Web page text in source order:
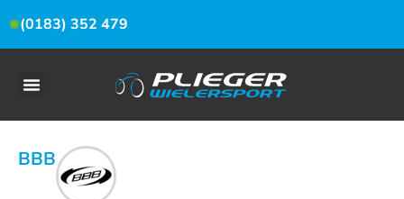
(0183) 352 479
BBB